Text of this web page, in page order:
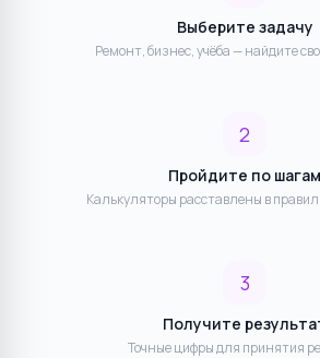
Выберите задачу
Ремонт, бизнес, учёба — найдите
2
Пройдите по шагам
Калькуляторы расставлены в
3
Получите
Точные цифры для принятия